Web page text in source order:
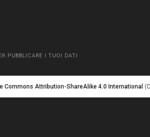
PUBBLICARE I TUOI DATI
Commons Attribution-ShareAlike 4.0 International